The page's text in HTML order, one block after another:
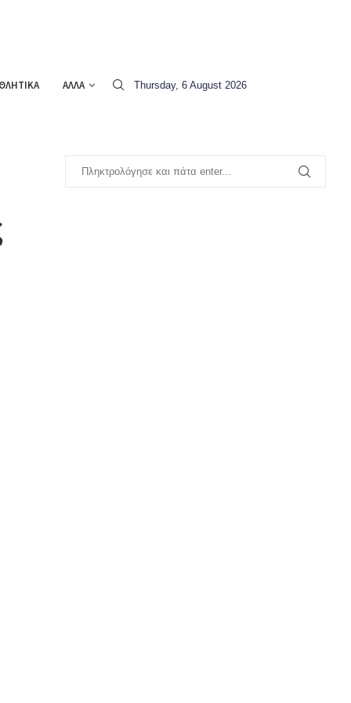
ΑΛΛΑ Thursday, 6 August 2026